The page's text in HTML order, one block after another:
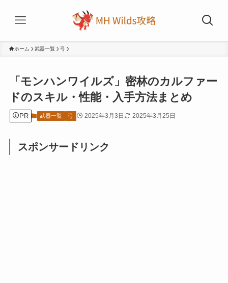
ホーム 武器一覧 弓
「モンハンワイルズ」密林のカルファー
ドのスキル・性能・入手方法まとめ
PR 武器一覧 弓 2025年3月3日 2025年3月25日
スポンサードリンク